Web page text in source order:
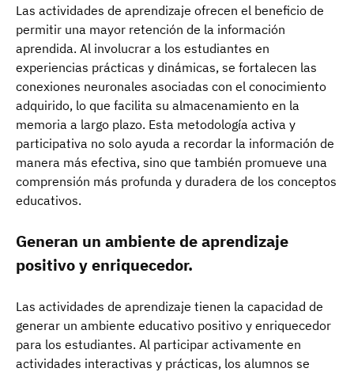
Las actividades de aprendizaje ofrecen el beneficio de
permitir una mayor retención de la información
aprendida. Al involucrar a los estudiantes en
experiencias prácticas y dinámicas, se fortalecen las
conexiones neuronales asociadas con el conocimiento
adquirido, lo que facilita su almacenamiento en la
memoria a largo plazo. Esta metodología activa y
participativa no solo ayuda a recordar la información de
manera más efectiva, sino que también promueve una
comprensión más profunda y duradera de los conceptos
educativos.
Generan un ambiente de aprendizaje
positivo y enriquecedor.
Las actividades de aprendizaje tienen la capacidad de
generar un ambiente educativo positivo y enriquecedor
para los estudiantes. Al participar activamente en
actividades interactivas y prácticas, los alumnos se